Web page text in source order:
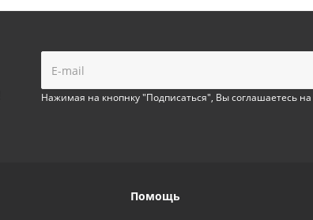
Нажимая на кнопнку "Подписаться", Вы соглашаетесь на
Помощь